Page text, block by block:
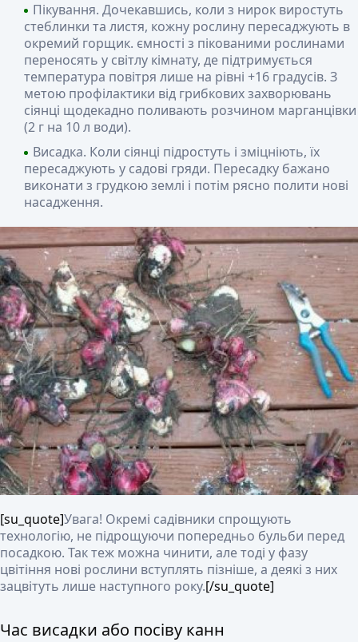
Пікування. Дочекавшись, коли з нирок виростуть
стеблинки та листя, кожну рослину пересаджують в
окремий горщик. ємності з пікованими рослинами
переносять у світлу кімнату, де підтримується
температура повітря лише на рівні +16 градусів. З
метою профілактики від грибкових захворювань
сіянці щодекадно поливають розчином марганцівки
(2 г на 10 л води).
Висадка. Коли сіянці підростуть і зміцніють, їх
пересаджують у садові гряди. Пересадку бажано
виконати з грудкою землі і потім рясно полити нові
насадження.
[su_quote]Увага! Окремі садівники спрощують
технологію, не підрощуючи попередньо бульби перед
посадкою. Так теж можна чинити, але тоді у фазу
цвітіння нові рослини вступлять пізніше, а деякі з них
зацвітуть лише наступного року.[/su_quote]
Час висадки або посіву канн